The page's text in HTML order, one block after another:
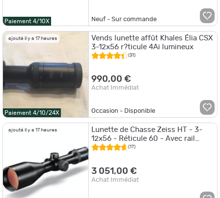
Paiement 4/10X Neuf - Sur commande
ajouté il y a 17 heures
Paiement 4/10/24X
Vends lunette affût Khales Élia CSX
3-12x56 r?ticule 4Ai lumineux
(31)
990,00 €
Achat Immédiat
Occasion - Disponible
ajouté il y a 17 heures
Lunette de Chasse Zeiss HT - 3-
12x56 - Réticule 60 - Avec rail
Zeiss - Tourelles BDC
(17)
3 051,00 €
Achat Immédiat